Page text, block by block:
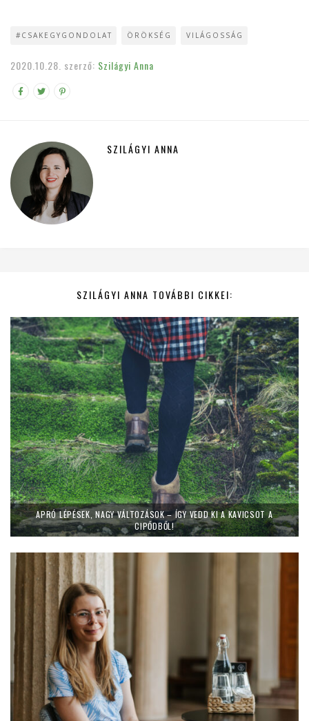
#CSAKEGYGONDOLAT ÖRÖKSÉG VILÁGOSSÁG
2020.10.28. szerző: Szilágyi Anna
SZILÁGYI ANNA
SZILÁGYI ANNA TOVÁBBI CIKKEI:
APRÓ LÉPÉSEK, NAGY VÁLTOZÁSOK – ÍGY VEDD KI A KAVICSOT A
CIPŐDBŐL!